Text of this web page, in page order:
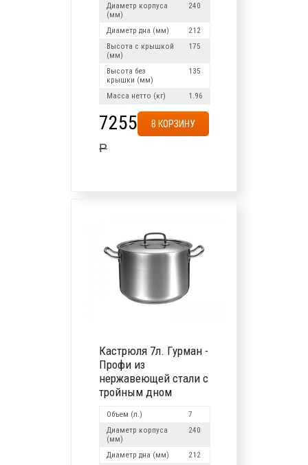
Диаметр корпуса
(мм)
240
Диаметр дна (мм)
212
Высота с крышкой
(мм)
175
Высота без
крышки (мм)
135
Масса нетто (кг) 1.96
В КОРЗИНУ
7255
Р
Кастрюля 7л. Гурман -
Профи из
нержавеющей стали с
тройным дном
Объем (л.)
7
Диаметр корпуса
(мм)
240
Диаметр дна (мм)
212